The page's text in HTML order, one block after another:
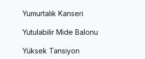
Yumurtalık Kanseri
Yutulabilir Mide Balonu
Yüksek Tansiyon